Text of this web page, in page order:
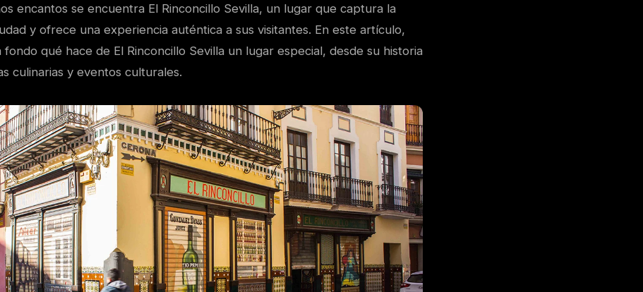
encantos se encuentra El Rinconcillo Sevilla, un lugar que captura la
y ofrece una experiencia auténtica a sus visitantes. En este artículo,
qué hace de El Rinconcillo Sevilla un lugar especial, desde su historia
culinarias y eventos culturales.